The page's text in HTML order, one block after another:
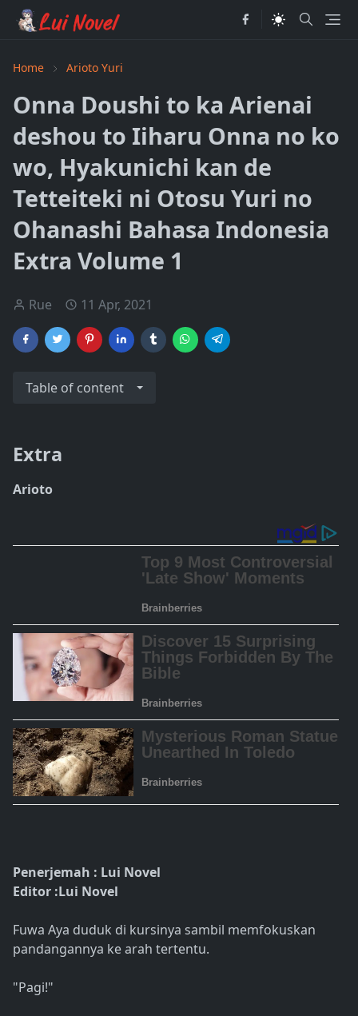
Home Arioto Yuri
Onna Doushi to ka Arienai
deshou to Iiharu Onna no ko
wo, Hyakunichi kan de
Tetteiteki ni Otosu Yuri no
Ohanashi Bahasa Indonesia
Extra Volume 1
Rue 11 Apr, 2021
Table of content
Extra
Arioto
Penerjemah : Lui Novel
Editor :Lui Novel
Fuwa Aya duduk di kursinya sambil memfokuskan
pandangannya ke arah tertentu.
"Pagi!"